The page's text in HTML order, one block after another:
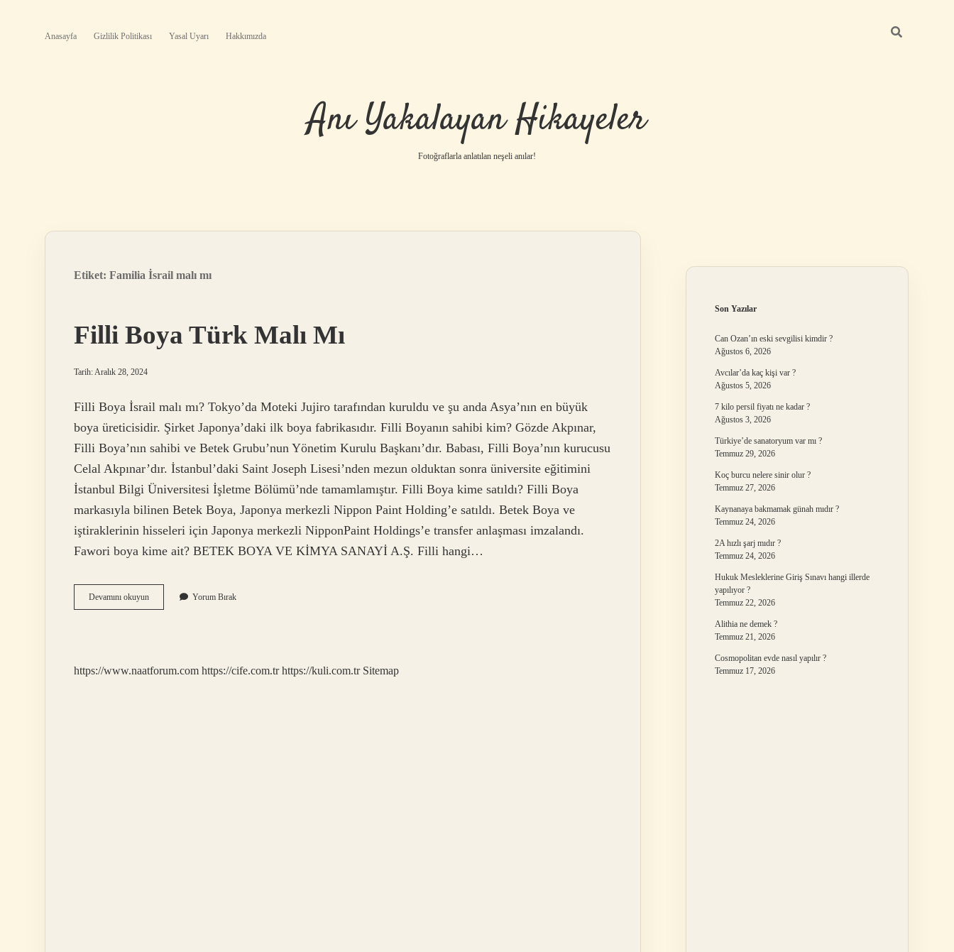
Anasayfa Gizlilik Politikası Yasal Uyarı Hakkımızda
Anı Yakalayan Hikayeler
Fotoğraflarla anlatılan neşeli anılar!
Etiket: Familia İsrail malı mı
Filli Boya Türk Malı Mı
Tarih: Aralık 28, 2024
Filli Boya İsrail malı mı? Tokyo’da Moteki Jujiro tarafından kuruldu ve şu anda Asya’nın en büyük
boya üreticisidir. Şirket Japonya’daki ilk boya fabrikasıdır. Filli Boyanın sahibi kim? Gözde Akpınar,
Filli Boya’nın sahibi ve Betek Grubu’nun Yönetim Kurulu Başkanı’dır. Babası, Filli Boya’nın kurucusu
Celal Akpınar’dır. İstanbul’daki Saint Joseph Lisesi’nden mezun olduktan sonra üniversite eğitimini
İstanbul Bilgi Üniversitesi İşletme Bölümü’nde tamamlamıştır. Filli Boya kime satıldı? Filli Boya
markasıyla bilinen Betek Boya, Japonya merkezli Nippon Paint Holding’e satıldı. Betek Boya ve
iştiraklerinin hisseleri için Japonya merkezli NipponPaint Holdings’e transfer anlaşması imzalandı.
Fawori boya kime ait? BETEK BOYA VE KİMYA SANAYİ A.Ş. Filli hangi…
Devamını okuyunFilli
Boya
Yorum Bırak
https://www.naatforum.com https://cife.com.tr https://kuli.com.tr Sitemap
Son Yazılar
Can Ozan’ın eski sevgilisi kimdir ?
Ağustos 6, 2026
Avcılar’da kaç kişi var ?
Ağustos 5, 2026
7 kilo persil fiyatı ne kadar ?
Ağustos 3, 2026
Türkiye’de sanatoryum var mı ?
Temmuz 29, 2026
Koç burcu nelere sinir olur ?
Temmuz 27, 2026
Kaynanaya bakmamak günah mıdır ?
Temmuz 24, 2026
2A hızlı şarj mıdır ?
Temmuz 24, 2026
Hukuk Mesleklerine Giriş Sınavı hangi illerde
yapılıyor ?
Temmuz 22, 2026
Alithia ne demek ?
Temmuz 21, 2026
Cosmopolitan evde nasıl yapılır ?
Temmuz 17, 2026